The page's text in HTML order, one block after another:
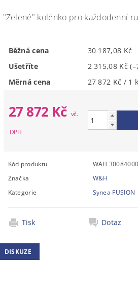
"Zelené" kolénko pro každodenní
Běžná cena
30 187,08 Kč
Ušetříte
2 315,08 Kč
Měrná cena
27 872 Kč / 1
27 872 Kč
Kód produktu
WAH 30084000
Značka
W&H
Kategorie
Synea FUSION
Tisk Dotaz
DISKUZE